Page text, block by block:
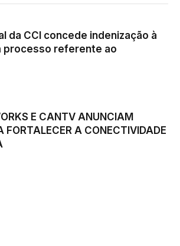
da CCI concede indenização à
processo referente ao
E CANTV ANUNCIAM
FORTALECER A CONECTIVIDADE